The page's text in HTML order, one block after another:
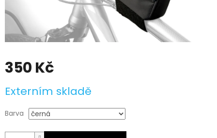
350 Kč
cena:
Externím skladě
Barva